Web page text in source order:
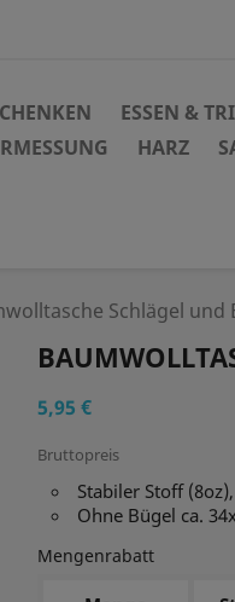
ESSEN &
HARZ
Schlägel und
5,95 €
Bruttopreis
Stabiler Stoff
Ohne Bügel ca.
Mengenrabatt